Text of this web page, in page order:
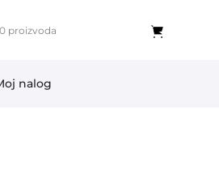
0 proizvoda
nalog